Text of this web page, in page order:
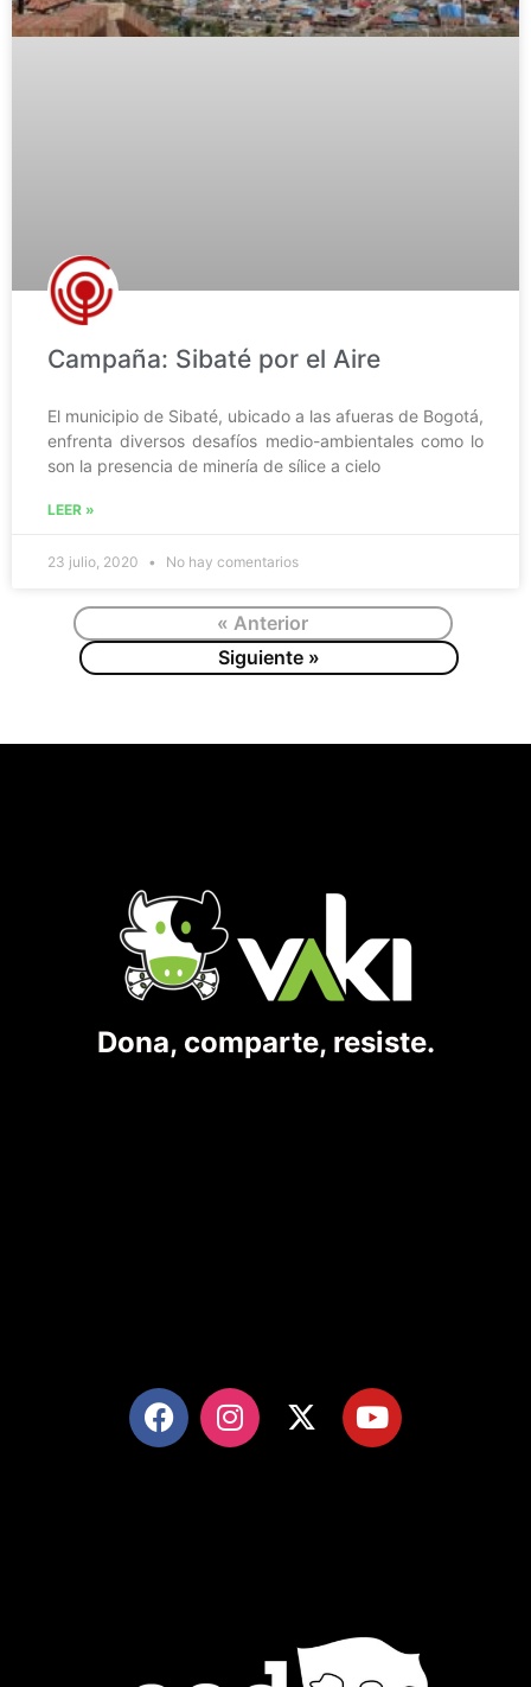
Campaña: Sibaté por el Aire
El municipio de Sibaté, ubicado a las afueras de Bogotá,
enfrenta diversos desafíos medio-ambientales como lo
son la presencia de minería de sílice a cielo
LEER »
23 julio, 2020 No hay comentarios
« Anterior
Siguiente »
Dona, comparte, resiste.